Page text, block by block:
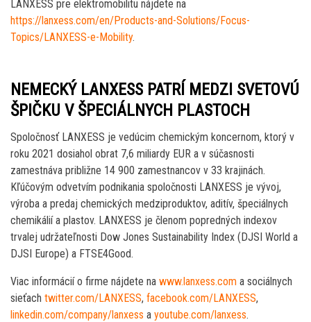
LANXESS pre elektromobilitu nájdete na
https://lanxess.com/en/Products-and-Solutions/Focus-
Topics/LANXESS-e-Mobility.
NEMECKÝ LANXESS PATRÍ MEDZI SVETOVÚ
ŠPIČKU V ŠPECIÁLNYCH PLASTOCH
Spoločnosť LANXESS je vedúcim chemickým koncernom, ktorý v
roku 2021 dosiahol obrat 7,6 miliardy EUR a v súčasnosti
zamestnáva približne 14 900 zamestnancov v 33 krajinách.
Kľúčovým odvetvím podnikania spoločnosti LANXESS je vývoj,
výroba a predaj chemických medziproduktov, aditív, špeciálnych
chemikálií a plastov. LANXESS je členom popredných indexov
trvalej udržateľnosti Dow Jones Sustainability Index (DJSI World a
DJSI Europe) a FTSE4Good.
Viac informácií o firme nájdete na www.lanxess.com a sociálnych
sieťach twitter.com/LANXESS, facebook.com/LANXESS,
linkedin.com/company/lanxess a youtube.com/lanxess.